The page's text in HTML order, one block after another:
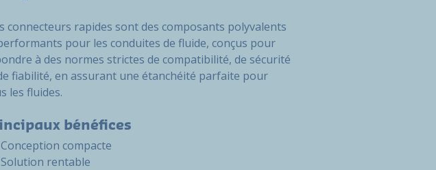
connecteurs rapides sont des composants polyvalents
pour les conduites de fluide, conçus pour
à des normes strictes de compatibilité, de sécurité
fiabilité, en assurant une étanchéité parfaite pour
les fluides.
bénéfices
Conception compacte
Solution rentable